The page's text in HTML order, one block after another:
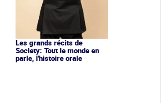
Les grands récits de
Society: Tout le monde en
parle, l'histoire orale